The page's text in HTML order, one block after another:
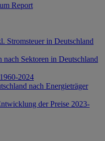
Report
Stromsteuer in Deutschland
nach Sektoren in Deutschland
2024
nach Energieträger
der Preise 2023-